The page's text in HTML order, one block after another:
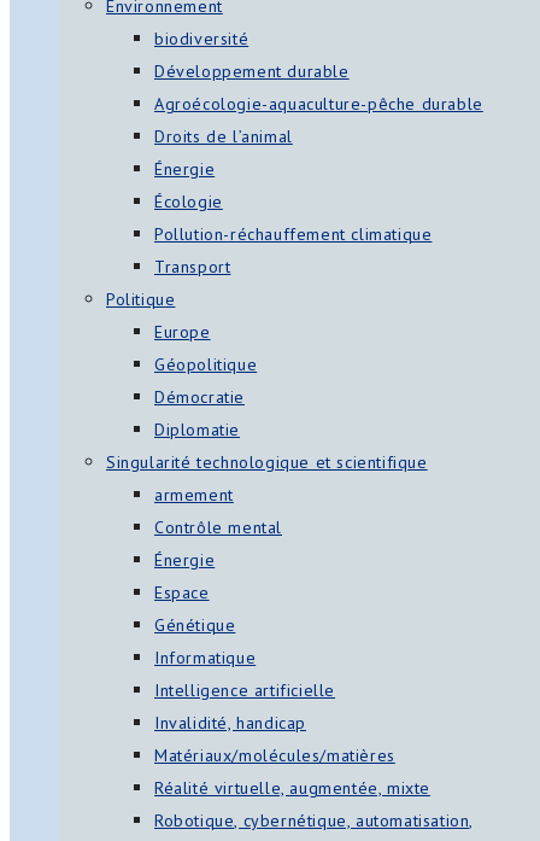
Environnement
biodiversité
Développement durable
Agroécologie-aquaculture-pêche durable
Droits de l’animal
Énergie
Écologie
Pollution-réchauffement climatique
Transport
Politique
Europe
Géopolitique
Démocratie
Diplomatie
Singularité technologique et scientifique
armement
Contrôle mental
Énergie
Espace
Génétique
Informatique
Intelligence artificielle
Invalidité, handicap
Matériaux/molécules/matières
Réalité virtuelle, augmentée, mixte
Robotique, cybernétique, automatisation,